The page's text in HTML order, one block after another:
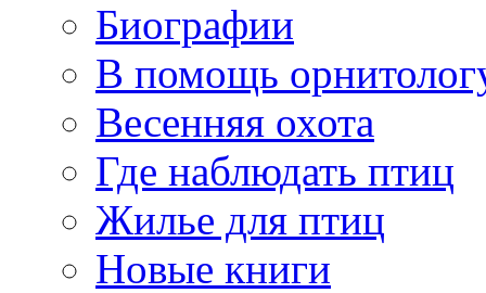
Биографии
В помощь
Весенняя охота
Где наблюдать птиц
Жилье для птиц
Новые книги